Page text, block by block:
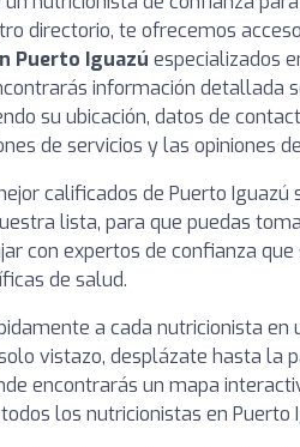
directorio, te ofrecemos
Puerto Iguazú especializados
información detallada
su ubicación, datos de
de servicios y las opiniones
calificados de Puerto Iguazú
lista, para que puedas
con expertos de confianza que
de salud.
a cada nutricionista en
vistazo, desplázate hasta la
encontrarás un mapa
los nutricionistas en Puerto